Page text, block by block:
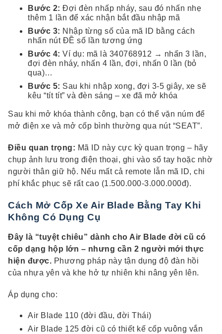
Bước 2: Đợi đèn nhấp nháy, sau đó nhấn nhẹ
thêm 1 lần để xác nhận bắt đầu nhập mã
Bước 3: Nhập từng số của mã ID bằng cách
nhấn nút ĐỀ số lần tương ứng
Bước 4: Ví dụ: mã là 340768912 → nhấn 3 lần,
đợi đèn nháy, nhấn 4 lần, đợi, nhấn 0 lần (bỏ
qua)…
Bước 5: Sau khi nhập xong, đợi 3-5 giây, xe sẽ
kêu “tít tít” và đèn sáng – xe đã mở khóa
Sau khi mở khóa thành công, bạn có thể vặn núm để
mở điện xe và mở cốp bình thường qua nút “SEAT”.
Điều quan trọng: Mã ID này cực kỳ quan trọng – hãy
chụp ảnh lưu trong điện thoại, ghi vào sổ tay hoặc nhờ
người thân giữ hộ. Nếu mất cả remote lẫn mã ID, chi
phí khắc phục sẽ rất cao (1.500.000-3.000.000đ).
Cách Mở Cốp Xe Air Blade Bằng Tay Khi
Không Có Dụng Cụ
Đây là “tuyệt chiêu” dành cho Air Blade đời cũ có
cốp dạng hộp lớn – nhưng cần 2 người mới thực
hiện được. Phương pháp này tận dụng độ đàn hồi
của nhựa yên và khe hở tự nhiên khi nâng yên lên.
Áp dụng cho:
Air Blade 110 (đời đầu, đời Thái)
Air Blade 125 đời cũ có thiết kế cốp vuông vắn